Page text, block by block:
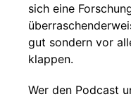
sich eine
gut sondern vor
klappen.
Wer den Podcast